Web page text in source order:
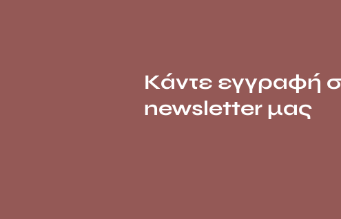
Κάντε εγγραφή
newsletter μας